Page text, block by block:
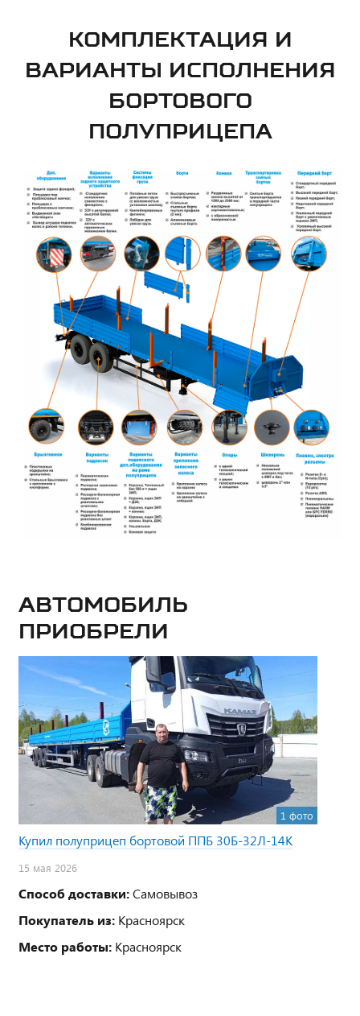
КОМПЛЕКТАЦИЯ И
ВАРИАНТЫ ИСПОЛНЕНИЯ
БОРТОВОГО
ПОЛУПРИЦЕПА
Автомобиль
приобрели
1 фото
Купил полуприцеп бортовой ППБ 30Б-32Л-14К
15 мая 2026
Способ доставки:Самовывоз
Покупатель из: Красноярск
Место работы: Красноярск